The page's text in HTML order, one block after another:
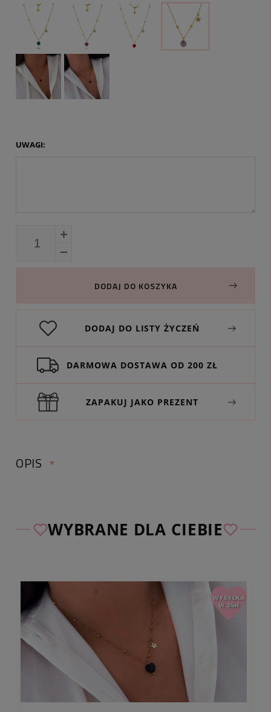
UWAGI:
DODAJ DO KOSZYKA
DODAJ DO LISTY ŻYCZEŃ
DARMOWA DOSTAWA OD 200 ZŁ
ZAPAKUJ JAKO PREZENT
OPIS
długość naszyjnika:ok. 47 cm (w tym regulacja
ok. 5 cm)
długość ozdoby:
kolor:
złoty, fiolet
materiał: stal chirurgiczna, kamień naturalny
uwagi:w komentarzu do zamówienia podaj literkę
WYBRANE DLA CIEBIE